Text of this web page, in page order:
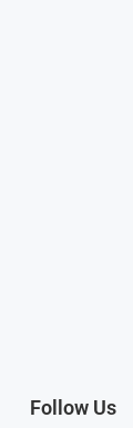
Follow Us